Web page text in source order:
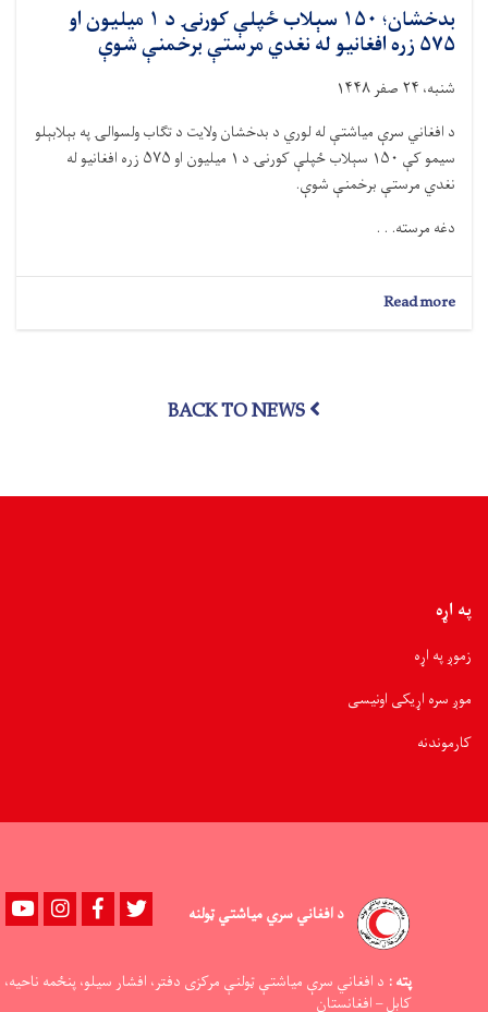
بدخشان؛ ۱۵۰ سېلاب‌ ځپلې کورنۍ د ۱ میلیون او
۵۷۵ زره افغانیو له نغدي مرستې برخمنې شوې
شنبه، ۲۴ صفر ۱۴۴۸
د افغاني سرې میاشتې له لوري د بدخشان ولایت د تګاب ولسوالۍ په بېلابېلو
سیمو کې ۱۵۰ سېلاب‌ ځپلې کورنۍ د ۱ میلیون او ۵۷۵ زره افغانیو له
نغدي مرستې برخمنې شوې.
دغه مرسته. . .
Read more
بدخشان؛
او
BACK TO NEWS
په اړه
زموږ په اړه
موږ سره اړیکی اونیسی
کارموندنه
د افغاني سري میاشتي ټولنه YoutubeinstagramFacebook Twitter
پته : د افغاني سرې میاشتې ټولنې مرکزی دفتر، افشار سیلو، پنځمه ناحیه،
کابل – افغانستان